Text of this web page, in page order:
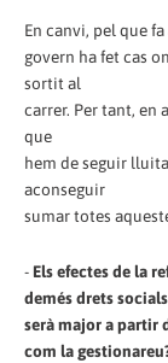
En canvi, pel que
govern ha fet cas
sortit al
carrer. Per tant, en
que
hem de seguir
aconseguir
sumar totes
- Els efectes de la
demés drets
serà major a partir
com la